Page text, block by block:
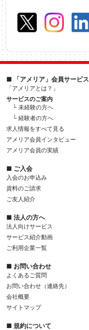
■ 「アメリア」会員サービス
「アメリアとは？」
サービスのご案内
└ 未経験の方へ
└ 経験者の方へ
求人情報をすべて見る
アメリア会員インタビュー
アメリア会員の実績
■ ご入会
入会のお申込み
資料のご請求
ご友人紹介
■ 法人の方へ
法人向けサービス
サービス紹介動画
ご利用企業一覧
■ お問い合わせ
よくあるご質問
お問い合わせ（連絡先）
会社概要
サイトマップ
■ 規約について